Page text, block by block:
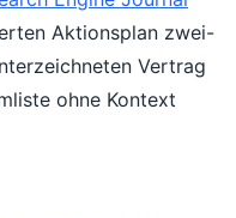
Aktionsplan zwei-
Vertrag
ohne Kontext